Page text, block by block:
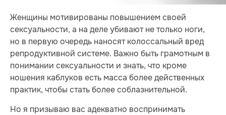
Женщины мотивированы повышением своей
сексуальности, а на деле убивают не только ноги,
но в первую очередь наносят колоссальный вред
репродуктивной системе. Важно быть грамотным в
понимании сексуальности и знать, что кроме
ношения каблуков есть масса более действенных
практик, чтобы стать более соблазнительной.
Но я призываю вас адекватно воспринимать